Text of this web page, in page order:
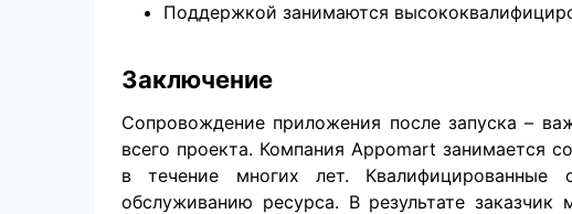
Поддержкой занимаются
Заключение
Сопровождение приложения после запуска –
всего проекта. Компания Appomart занимается
в течение многих лет.
обслуживанию ресурса. В результате